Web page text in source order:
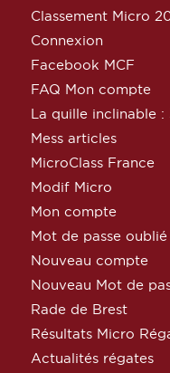
Classement Micro
Connexion
Facebook MCF
FAQ Mon compte
La quille inclinable :
Mess articles
MicroClass France
Modif Micro
Mon compte
Mot de passe oublié
Nouveau compte
Nouveau Mot de
Rade de Brest
Résultats Micro
Actualités régates